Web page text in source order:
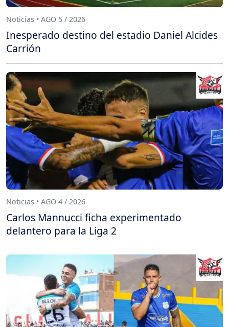
Noticias • AGO 5 / 2026
Inesperado destino del estadio Daniel Alcides
Carrión
Noticias • AGO 4 / 2026
Carlos Mannucci ficha experimentado
delantero para la Liga 2